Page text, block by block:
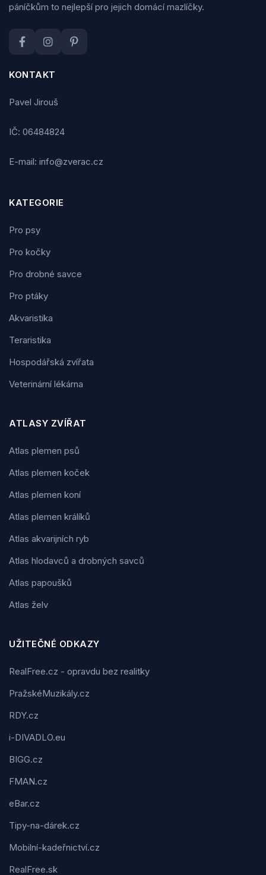
páníčkům to nejlepší pro jejich domácí mazlíčky.
KONTAKT
Pavel Jirouš
IČ: 06484824
E-mail: info@zverac.cz
KATEGORIE
Pro psy
Pro kočky
Pro drobné savce
Pro ptáky
Akvaristika
Teraristika
Hospodářská zvířata
Veterinární lékárna
ATLASY ZVÍŘAT
Atlas plemen psů
Atlas plemen koček
Atlas plemen koní
Atlas plemen králíků
Atlas akvarijních ryb
Atlas hlodavců a drobných savců
Atlas papoušků
Atlas želv
UŽITEČNÉ ODKAZY
RealFree.cz - opravdu bez realitky
PražskéMuzikály.cz
RDY.cz
i-DIVADLO.eu
BIGG.cz
FMAN.cz
eBar.cz
Tipy-na-dárek.cz
Mobilní-kadeřnictví.cz
RealFree.sk